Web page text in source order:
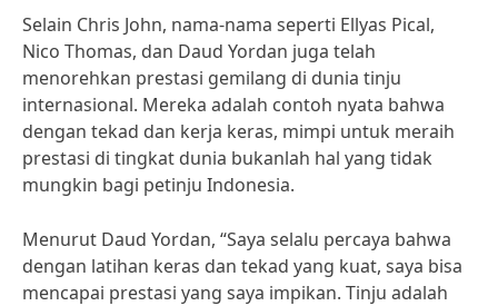
Selain Chris John, nama-nama seperti Ellyas Pical,
Nico Thomas, dan Daud Yordan juga telah
menorehkan prestasi gemilang di dunia tinju
internasional. Mereka adalah contoh nyata bahwa
dengan tekad dan kerja keras, mimpi untuk meraih
prestasi di tingkat dunia bukanlah hal yang tidak
mungkin bagi petinju Indonesia.
Menurut Daud Yordan, “Saya selalu percaya bahwa
dengan latihan keras dan tekad yang kuat, saya bisa
mencapai prestasi yang saya impikan. Tinju adalah